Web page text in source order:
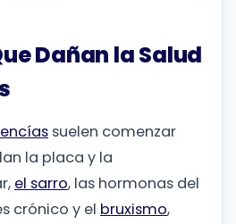
Dañan la Salud
suelen comenzar
la placa y la
el sarro, las hormonas del
crónico y el bruxismo,